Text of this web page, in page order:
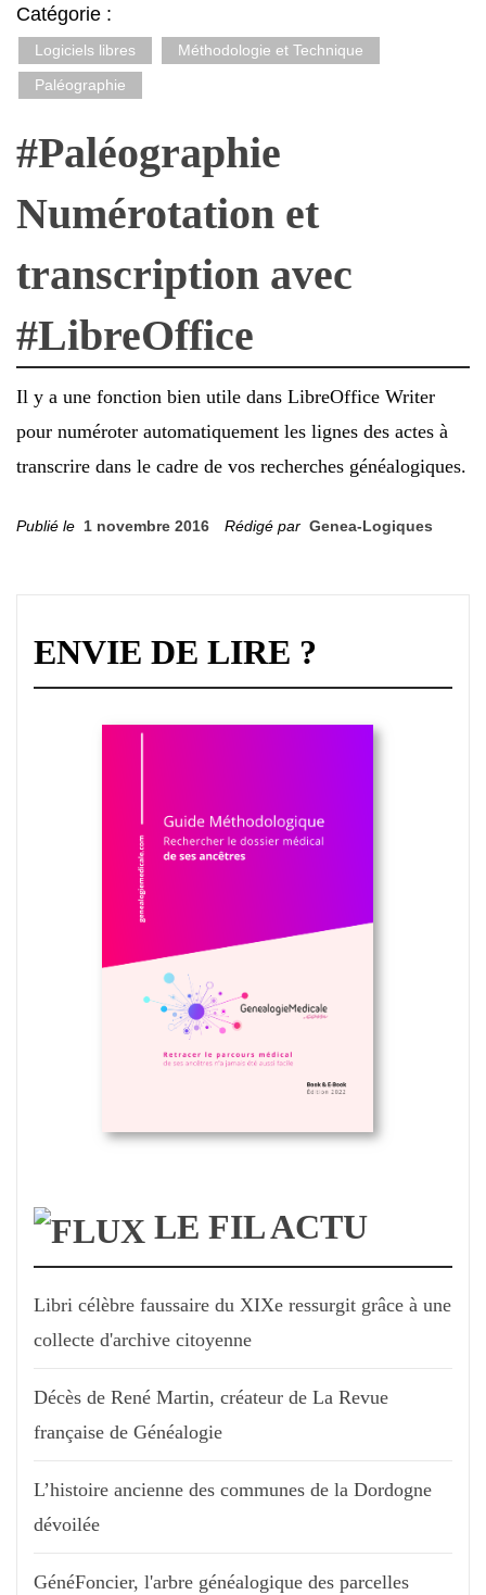
Catégorie :
Logiciels libres
Méthodologie et Technique
Paléographie
#Paléographie
Numérotation et
transcription avec
#LibreOffice
Il y a une fonction bien utile dans LibreOffice Writer
pour numéroter automatiquement les lignes des actes à
transcrire dans le cadre de vos recherches généalogiques.
Publié le 1 novembre 2016 Rédigé par Genea-Logiques
ENVIE DE LIRE ?
LE FIL ACTU
Libri célèbre faussaire du XIXe ressurgit grâce à une
collecte d'archive citoyenne
Décès de René Martin, créateur de La Revue
française de Généalogie
L’histoire ancienne des communes de la Dordogne
dévoilée
GénéFoncier, l'arbre généalogique des parcelles